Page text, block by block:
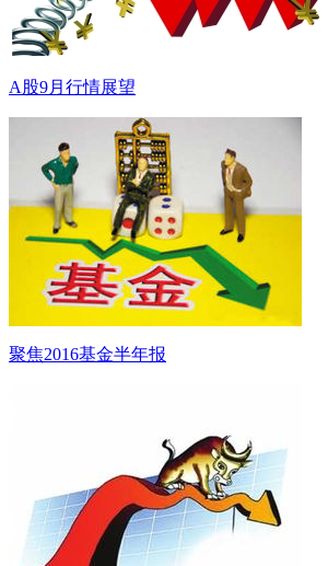
A股9月行情展望
聚焦2016基金半年报